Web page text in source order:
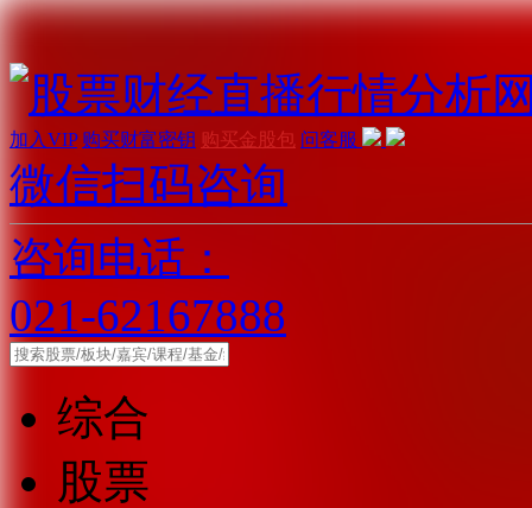
加入VIP 购买财富密钥 购买金股包 问客服
微信扫码咨询
咨询电话：
021-62167888
综合
股票